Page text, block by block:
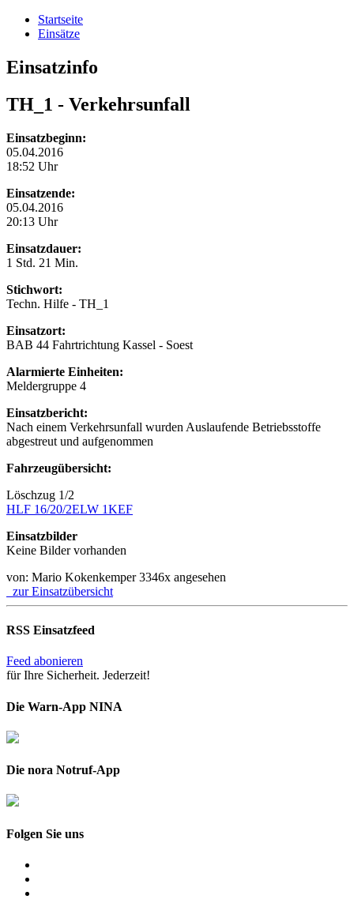
Startseite
Einsätze
Einsatzinfo
TH_1 - Verkehrsunfall
Einsatzbeginn:
05.04.2016
18:52 Uhr
Einsatzende:
05.04.2016
20:13 Uhr
Einsatzdauer:
1 Std. 21 Min.
Stichwort:
Techn. Hilfe - TH_1
Einsatzort:
BAB 44 Fahrtrichtung Kassel - Soest
Alarmierte Einheiten:
Meldergruppe 4
Einsatzbericht:
Nach einem Verkehrsunfall wurden Auslaufende Betriebsstoffe
abgestreut und aufgenommen
Fahrzeugübersicht:
Löschzug 1/2
HLF 16/20/2ELW 1KEF
Einsatzbilder
Keine Bilder vorhanden
von: Mario Kokenkemper3346x angesehen
zur Einsatzübersicht
RSS Einsatzfeed
Feed abonieren
für Ihre Sicherheit. Jederzeit!
Die Warn-App NINA
Die nora Notruf-App
Folgen Sie uns